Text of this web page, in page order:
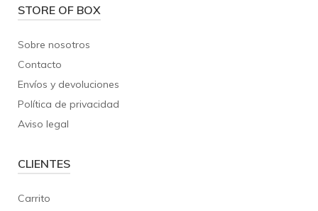
STORE OF BOX
Sobre nosotros
Contacto
Envíos y devoluciones
Política de privacidad
Aviso legal
CLIENTES
Carrito